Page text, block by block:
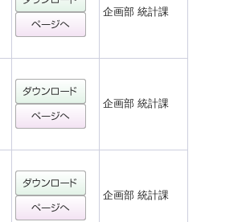
企画部 統計課
企画部 統計課
企画部 統計課